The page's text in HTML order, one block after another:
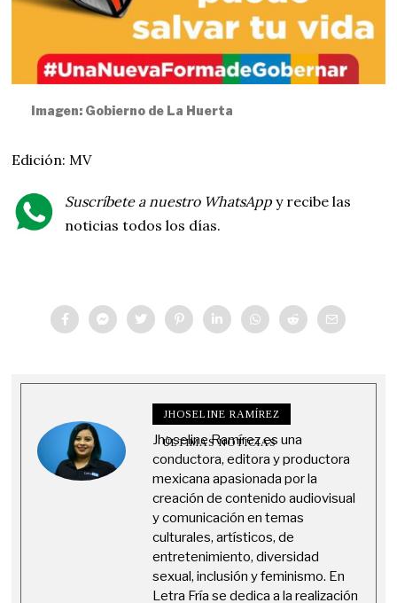
Imagen: Gobierno de La Huerta
Edición: MV
Suscríbete a nuestro WhatsApp y recibe las
noticias todos los días.
JHOSELINE RAMÍREZ
ÚLTIMAS NOTICIAS
Jhoseline Ramírez es una
conductora, editora y productora
mexicana apasionada por la
creación de contenido audiovisual
y comunicación en temas
culturales, artísticos, de
entretenimiento, diversidad
sexual, inclusión y feminismo. En
Letra Fría se dedica a la realización